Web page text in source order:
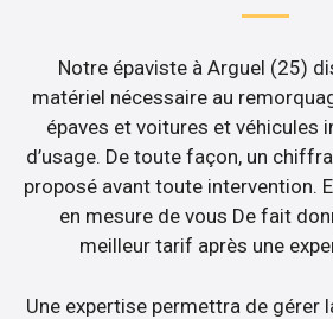
Notre épaviste à Arguel (25)
matériel nécessaire au
épaves et voitures et véhicules
d’usage. De toute façon, un
proposé avant toute intervention.
en mesure de vous De fait
meilleur tarif après une
Une expertise permettra de gérer